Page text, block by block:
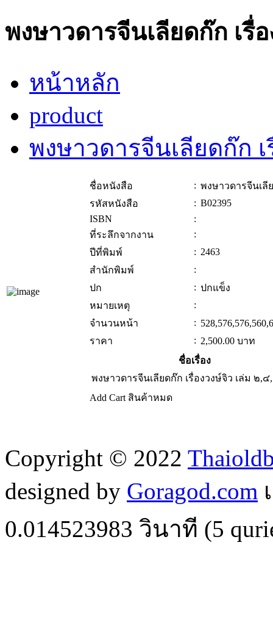
พงษาวดารจีนเลียดก๊ก เรื่
หน้าหลัก
product
พงษาวดารจีนเลียดก๊ก
ชื่อหนังสือ : พงษาวดารจีนเลี
รหัสหนังสือ
: B02395
ISBN
:
ที่ระลึกจากงาน
:
ปีที่พิมพ์
: 2463
สำนักพิมพ์
:
ปก
: ปกแข็ง
หมายเหตุ
:
จำนวนหน้า
:
ราคา
: 2,500.00 บาท
ชื่อเรื่อง
พงษาวดารจีนเลียดก๊ก เรื่องวงษ์จิว เล่ม ๒,
Add Cart สินค้าหมด
Copyright © 2022
designed by Goragod.com
0.014523983 วินาที (5